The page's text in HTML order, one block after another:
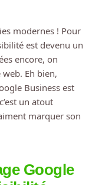
modernes ! Pour
est devenu un
encore, on
Eh bien,
Business est
un atout
marquer son
Google